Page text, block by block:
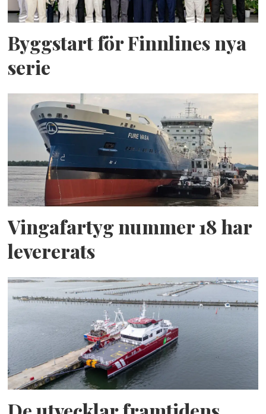
Byggstart för Finnlines nya
serie
Vingafartyg nummer 18 har
levererats